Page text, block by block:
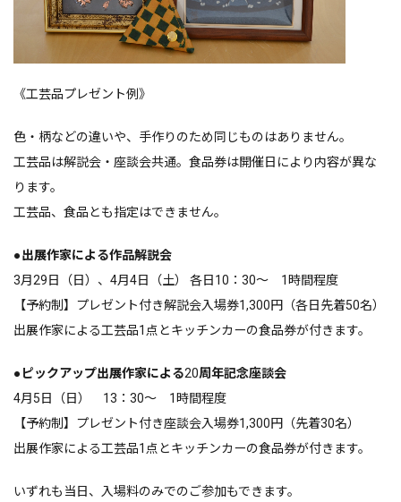
《工芸品プレゼント例》
色・柄などの違いや、手作りのため同じものはありません。
工芸品は解説会・座談会共通。食品券は開催日により内容が異な
ります。
工芸品、食品とも指定はできません。
●出展作家による作品解説会
3月 29 日（日）、 4月4日（土） 各日 10 ： 30～ 1 時間程度
【予約制】プレゼント付き解説会入場券1,300円（各日先着50名）
出展作家による工芸品1 点とキッチンカーの食品券が付きます。
●ピックアップ出展作家による20周年記念座談会
4月5 日（日） 13 ： 30～ 1 時間程度
【予約制】プレゼント付き座談会入場券1,300円（先着30名）
出展作家による工芸品1 点とキッチンカーの食品券が付きます。
いずれも当日、入場料のみでのご参加もできます。